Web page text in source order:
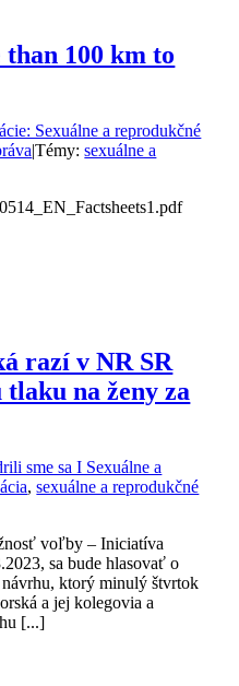
100 km to
Sexuálne a reprodukčné
|Témy:sexuálne a
razí v NR SR
tlaku na ženy za
sme sa I Sexuálne a
,sexuálne a reprodukčné
voľby – Iniciatíva
sa bude hlasovať o
ktorý minulý štvrtok
a jej kolegovia a
[...]